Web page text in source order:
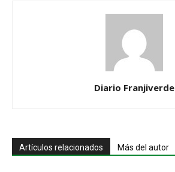
Diario Franjiverde
Artículos relacionados Más del autor